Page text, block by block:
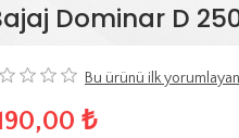
Dominar D
Bu ürünü ilk
₺